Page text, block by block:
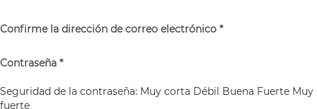
Confirme la dirección de correo electrónico *
Contraseña *
Seguridad de la contraseña: Muy corta Débil Buena Fuerte Muy
fuerte